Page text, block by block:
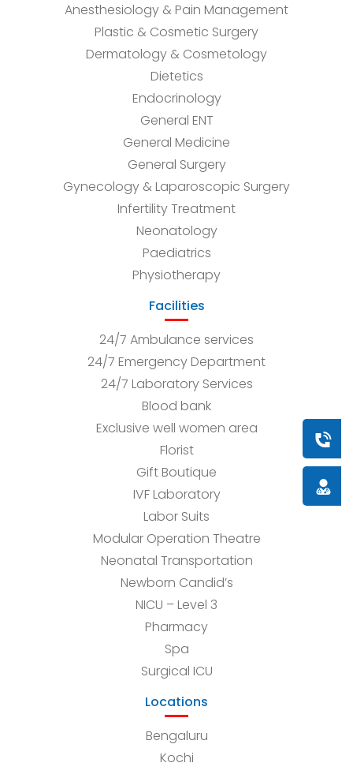
Book
Anesthesiology & Pain Management
Plastic & Cosmetic Surgery
Dermatology & Cosmetology
Dietetics
Endocrinology
General ENT
General Medicine
General Surgery
Gynecology & Laparoscopic Surgery
Infertility Treatment
Neonatology
Paediatrics
Physiotherapy
Facilities
24/7 Ambulance services
24/7 Emergency Department
24/7 Laboratory Services
Blood bank
Exclusive well women area
Florist
Gift Boutique
IVF Laboratory
Labor Suits
Modular Operation Theatre
Neonatal Transportation
Newborn Candid’s
NICU – Level 3
Pharmacy
Spa
Surgical ICU
Locations
Bengaluru
Kochi